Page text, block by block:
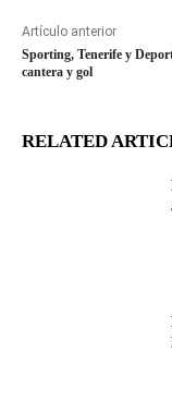
Artículo anterior
Sporting, Tenerife y
cantera y gol
RELATED